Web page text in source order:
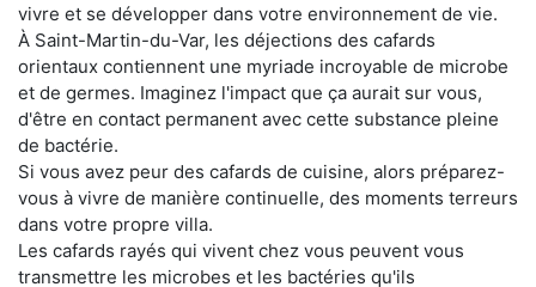
vivre et se développer dans votre environnement de vie.
À Saint-Martin-du-Var, les déjections des cafards
orientaux contiennent une myriade incroyable de microbe
et de germes. Imaginez l'impact que ça aurait sur vous,
d'être en contact permanent avec cette substance pleine
de bactérie.
Si vous avez peur des cafards de cuisine, alors préparez-
vous à vivre de manière continuelle, des moments terreurs
dans votre propre villa.
Les cafards rayés qui vivent chez vous peuvent vous
transmettre les microbes et les bactéries qu'ils